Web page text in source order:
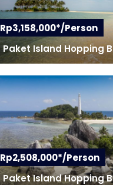
Rp3,158,000*/Person
Paket Island Hopping
Rp2,508,000*/Person
Paket Island Hopping